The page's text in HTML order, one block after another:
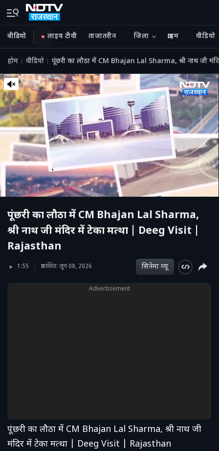
वीडियो लाइव टीवी ताजातरीन जिला क्राइम वीडियो
होम वीडियो पूंछरी का लौठा में CM Bhajan Lal Sharma, श्री नाथ जी
पूंछरी का लौठा में CM Bhajan Lal Sharma,
श्री नाथ जी मंदिर में टेका मत्था | Deeg Visit |
Rajasthan
1:55 प्रकाशित: जून 08, 2026 सिनेमा व्‍यू
Advertisement
पूंछरी का लौठा में CM Bhajan Lal Sharma, श्री नाथ जी
मंदिर में टेका मत्था | Deeg Visit | Rajasthan